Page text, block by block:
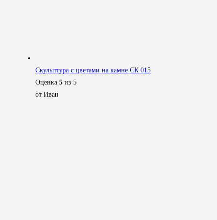
Скульптура с цветами на камне СК 015
Оценка 5 из 5
от Иван